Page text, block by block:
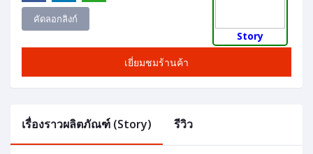
คัดลอกลิงก์
เยี่ยมชมร้านค้า
Story
เรื่องราวผลิตภัณฑ์ (Story) รีวิว